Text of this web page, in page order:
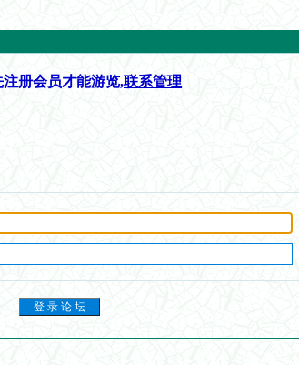
册会员才能游览,联系管理